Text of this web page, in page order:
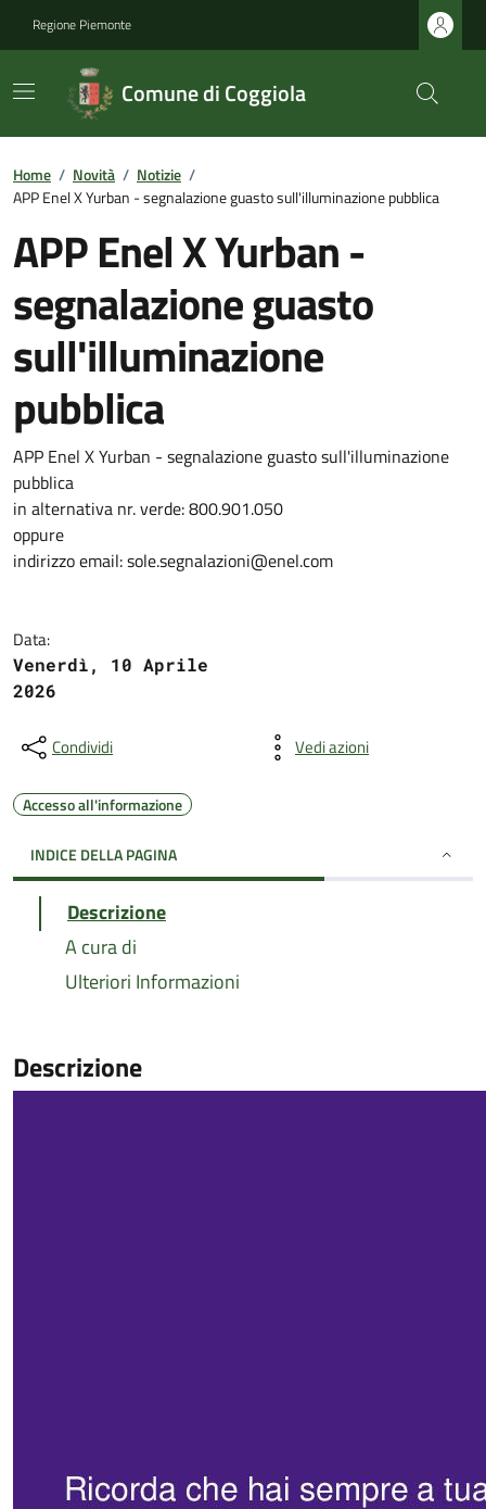
Regione Piemonte
Comune di Coggiola
Home / Novità / Notizie /
APP Enel X Yurban - segnalazione guasto sull'illuminazione pubblica
APP Enel X Yurban -
segnalazione guasto
sull'illuminazione
pubblica
APP Enel X Yurban - segnalazione guasto sull'illuminazione
pubblica
in alternativa nr. verde: 800.901.050
oppure
indirizzo email: sole.segnalazioni@enel.com
Data:
Venerdì, 10 Aprile
2026
Condividi Vedi azioni
Accesso all'informazione
INDICE DELLA PAGINA
Descrizione
A cura di
Ulteriori Informazioni
Descrizione